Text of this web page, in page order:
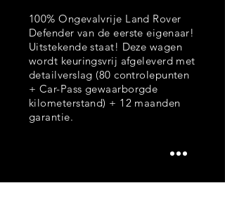
100% Ongevalvrije Land Rover
Defender van de eerste eigenaar!
Uitstekende staat! Deze wagen
wordt keuringsvrij afgeleverd met
detailverslag (80 controlepunten
+ Car-Pass gewaarborgde
kilometerstand) + 12 maanden
garantie.